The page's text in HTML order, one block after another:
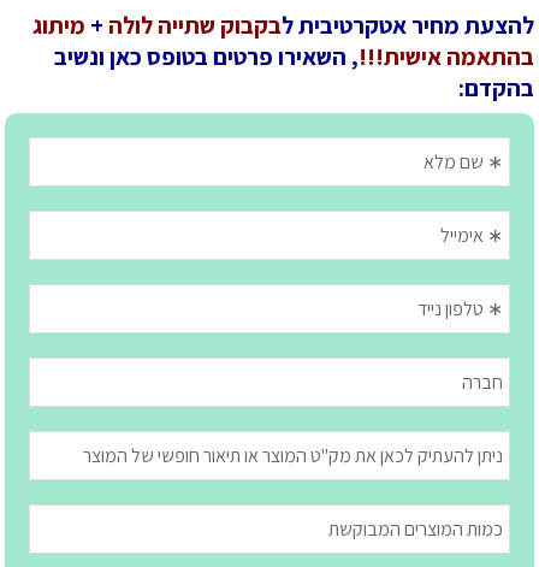
להצעת מחיר אטקרטיבית לבקבוק שתייה לולה + מיתוג
בהתאמה אישית!!!, השאירו פרטים בטופס כאן ונשיב
בהקדם: